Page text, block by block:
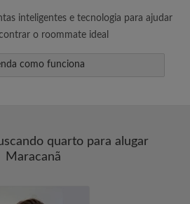
inteligentes e tecnologia para ajudar
o roommate ideal
como funciona
quarto para alugar
Maracanã